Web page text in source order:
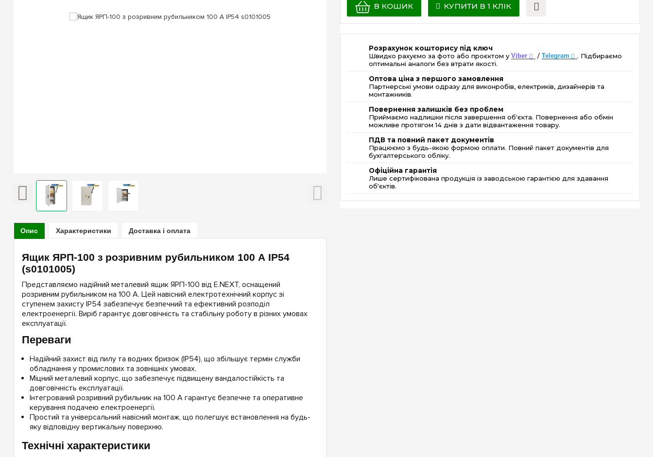
В КОШИК КУПИТИ В 1 КЛІК
Розрахунок кошторису під ключ
Швидко рахуємо за фото або проєктом уViber / Telegram
. Підбираємо
оптимальні аналоги без втрати якості.
Оптова ціна з першого замовлення
Партнерські умови одразу для виконробів, електриків, дизайнерів та
монтажників.
Повернення залишків без проблем
Приймаємо надлишки після завершення об'єкта. Повернення або обмін
можливе протягом 14 днів з дати відвантаження товару.
ПДВ та повний пакет документів
Працюємо з будь-якою формою оплати. Повний пакет документів для
бухгалтерського обліку.
Офіційна гарантія
Лише сертифікована продукція із заводською гарантією для здавання
об'єктів.
Опис Характеристики Доставка і оплата
Ящик ЯРП-100 з розривним рубильником 100 А IP54
(s0101005)
Представляємо надійний металевий ящик ЯРП-100 від E.NEXT, оснащений
розривним рубильником на 100 А. Цей навісний електротехнічний корпус зі
ступенем захисту IP54 забезпечує безпечний та ефективний розподіл
електроенергії. Виріб гарантує довговічність та стабільну роботу в різних умовах
експлуатації.
Переваги
Надійний захист від пилу та водних бризок (IP54), що збільшує термін служби
обладнання у промислових та зовнішніх умовах.
Міцний металевий корпус, що забезпечує підвищену вандалостійкість та
довговічність експлуатації.
Інтегрований розривний рубильник на 100 А гарантує безпечне та оперативне
керування подачею електроенергії.
Простий та універсальний навісний монтаж, що полегшує встановлення на будь-
яку відповідну вертикальну поверхню.
Технічні характеристики